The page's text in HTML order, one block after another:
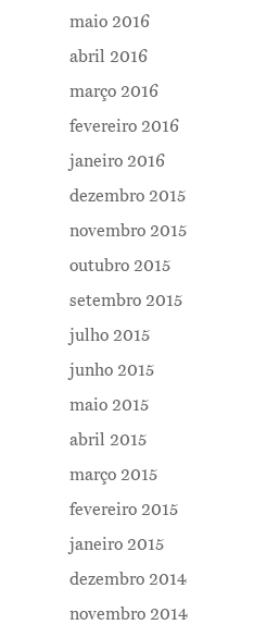
maio 2016
abril 2016
março 2016
fevereiro 2016
janeiro 2016
dezembro 2015
novembro 2015
outubro 2015
setembro 2015
julho 2015
junho 2015
maio 2015
abril 2015
março 2015
fevereiro 2015
janeiro 2015
dezembro 2014
novembro 2014